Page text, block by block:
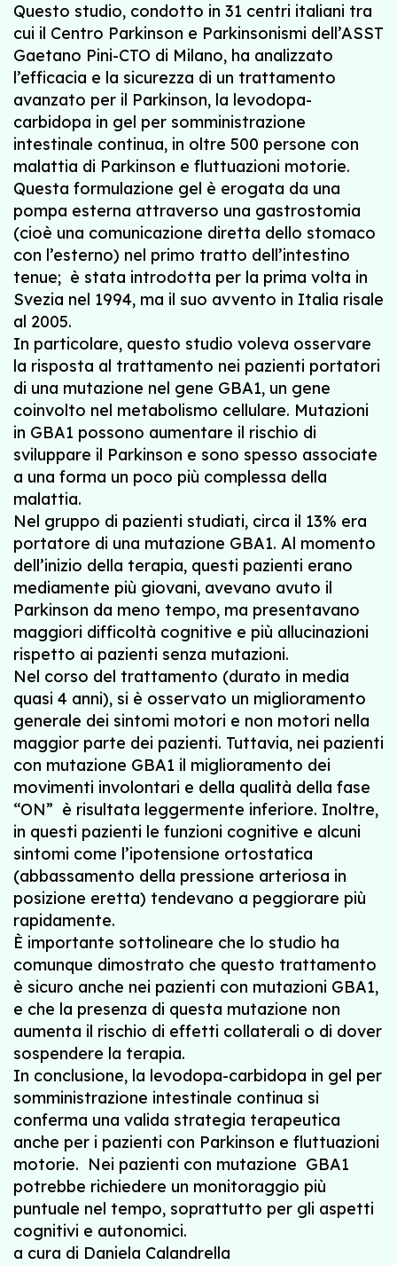
Questo studio, condotto in 31 centri italiani tra
cui il Centro Parkinson e Parkinsonismi dell’ASST
Gaetano Pini-CTO di Milano, ha analizzato
l’efficacia e la sicurezza di un trattamento
avanzato per il Parkinson, la levodopa-
carbidopa in gel per somministrazione
intestinale continua, in oltre 500 persone con
malattia di Parkinson e fluttuazioni motorie.
Questa formulazione gel è erogata da una
pompa esterna attraverso una gastrostomia
(cioè una comunicazione diretta dello stomaco
con l’esterno) nel primo tratto dell’intestino
tenue; è stata introdotta per la prima volta in
Svezia nel 1994, ma il suo avvento in Italia risale
al 2005.
In particolare, questo studio voleva osservare
la risposta al trattamento nei pazienti portatori
di una mutazione nel gene GBA1, un gene
coinvolto nel metabolismo cellulare. Mutazioni
in GBA1 possono aumentare il rischio di
sviluppare il Parkinson e sono spesso associate
a una forma un poco più complessa della
malattia.
Nel gruppo di pazienti studiati, circa il 13% era
portatore di una mutazione GBA1. Al momento
dell’inizio della terapia, questi pazienti erano
mediamente più giovani, avevano avuto il
Parkinson da meno tempo, ma presentavano
maggiori difficoltà cognitive e più allucinazioni
rispetto ai pazienti senza mutazioni.
Nel corso del trattamento (durato in media
quasi 4 anni), si è osservato un miglioramento
generale dei sintomi motori e non motori nella
maggior parte dei pazienti. Tuttavia, nei pazienti
con mutazione GBA1 il miglioramento dei
movimenti involontari e della qualità della fase
“ON” è risultata leggermente inferiore. Inoltre,
in questi pazienti le funzioni cognitive e alcuni
sintomi come l’ipotensione ortostatica
(abbassamento della pressione arteriosa in
posizione eretta) tendevano a peggiorare più
rapidamente.
È importante sottolineare che lo studio ha
comunque dimostrato che questo trattamento
è sicuro anche nei pazienti con mutazioni GBA1,
e che la presenza di questa mutazione non
aumenta il rischio di effetti collaterali o di dover
sospendere la terapia.
In conclusione, la levodopa-carbidopa in gel per
somministrazione intestinale continua si
conferma una valida strategia terapeutica
anche per i pazienti con Parkinson e fluttuazioni
motorie. Nei pazienti con mutazione GBA1
potrebbe richiedere un monitoraggio più
puntuale nel tempo, soprattutto per gli aspetti
cognitivi e autonomici.
a cura di Daniela Calandrella